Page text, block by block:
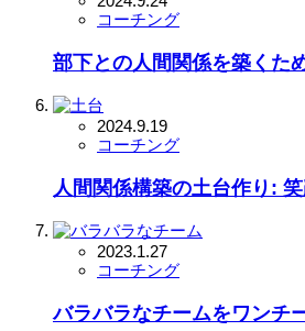
コーチング
部下との人間関係を築くた
2024.9.19
コーチング
人間関係構築の土台作り:
2023.1.27
コーチング
バラバラなチームをワンチ